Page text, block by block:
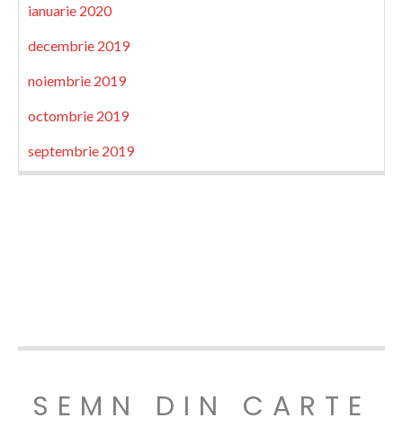
ianuarie 2020
decembrie 2019
noiembrie 2019
octombrie 2019
septembrie 2019
SEMN DIN CARTE